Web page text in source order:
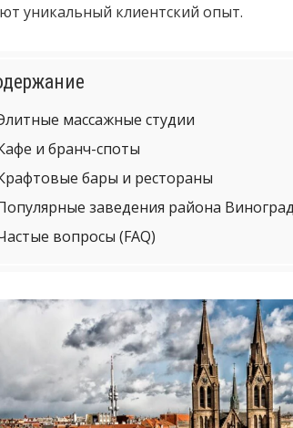
уникальный клиентский опыт.
массажные студии
и бранч-споты
бары и рестораны
заведения района
вопросы (FAQ)